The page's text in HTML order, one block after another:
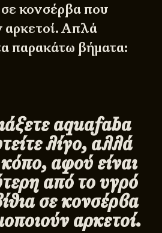
σε κονσέρβα που
αρκετοί. Απλά
παρακάτω βήματα:
aquafaba
λίγο, αλλά
κόπο, αφού είναι
από το υγρό
σε κονσέρβα
αρκετοί.